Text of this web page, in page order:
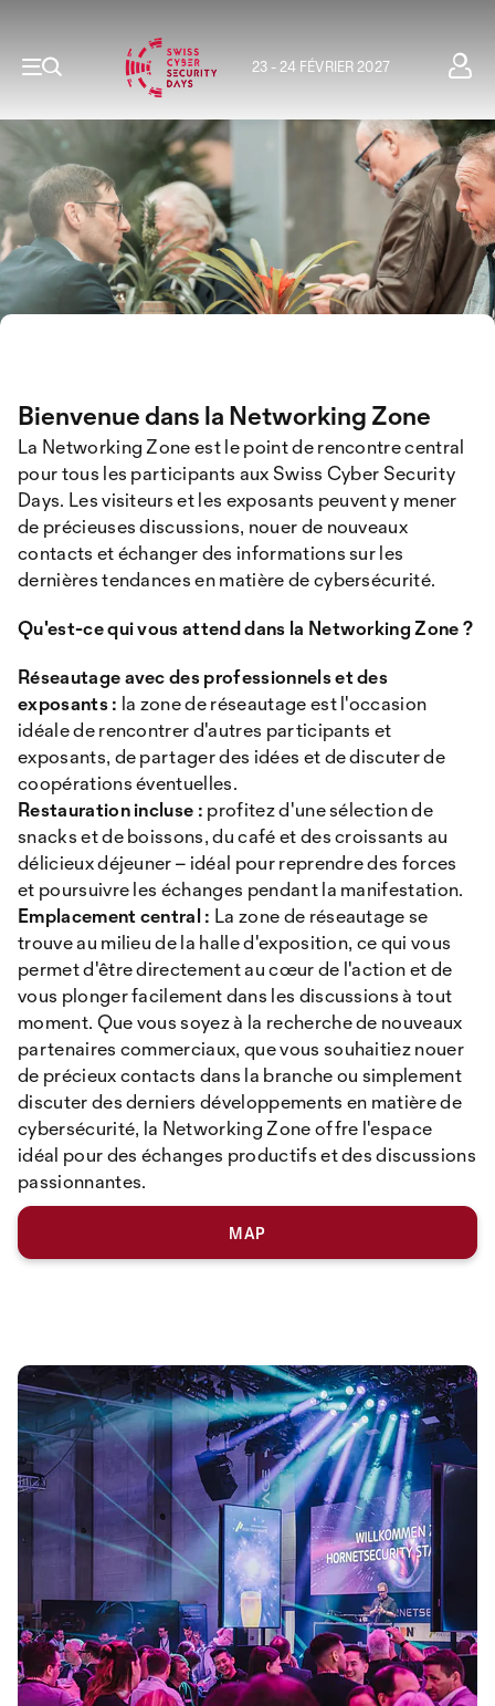
23 - 24 FÉVRIER 2027
Bienvenue dans la Networking Zone
La Networking Zone est le point de rencontre central
pour tous les participants aux Swiss Cyber Security
Days. Les visiteurs et les exposants peuvent y mener
de précieuses discussions, nouer de nouveaux
contacts et échanger des informations sur les
dernières tendances en matière de cybersécurité.
Qu'est-ce qui vous attend dans la Networking Zone ?
Réseautage avec des professionnels et des
exposants : la zone de réseautage est l'occasion
idéale de rencontrer d'autres participants et
exposants, de partager des idées et de discuter de
coopérations éventuelles.
Restauration incluse : profitez d'une sélection de
snacks et de boissons, du café et des croissants au
délicieux déjeuner – idéal pour reprendre des forces
et poursuivre les échanges pendant la manifestation.
Emplacement central : La zone de réseautage se
trouve au milieu de la halle d'exposition, ce qui vous
permet d'être directement au cœur de l'action et de
vous plonger facilement dans les discussions à tout
moment. Que vous soyez à la recherche de nouveaux
partenaires commerciaux, que vous souhaitiez nouer
de précieux contacts dans la branche ou simplement
discuter des derniers développements en matière de
cybersécurité, la Networking Zone offre l'espace
idéal pour des échanges productifs et des discussions
passionnantes.
MAP